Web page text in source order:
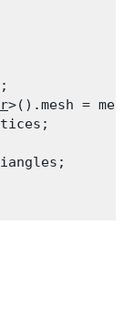
>().mesh =